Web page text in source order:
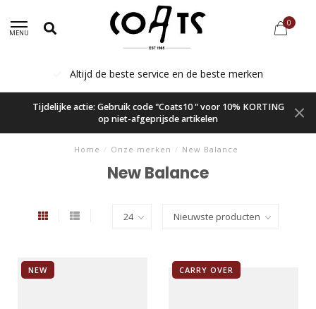
MENU
0
Altijd de beste service en de beste merken
Tijdelijke actie: Gebruik code "Coats10 " voor 10% KORTING
op niet-afgeprijsde artikelen
Home / Onze merken / New Balance
New Balance
NEW CARRY OVER